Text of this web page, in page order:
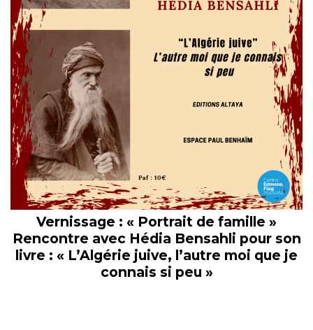
Vernissage : « Portrait de famille »
Rencontre avec Hédia Bensahli pour son
livre : « L’Algérie juive, l’autre moi que je
connais si peu »